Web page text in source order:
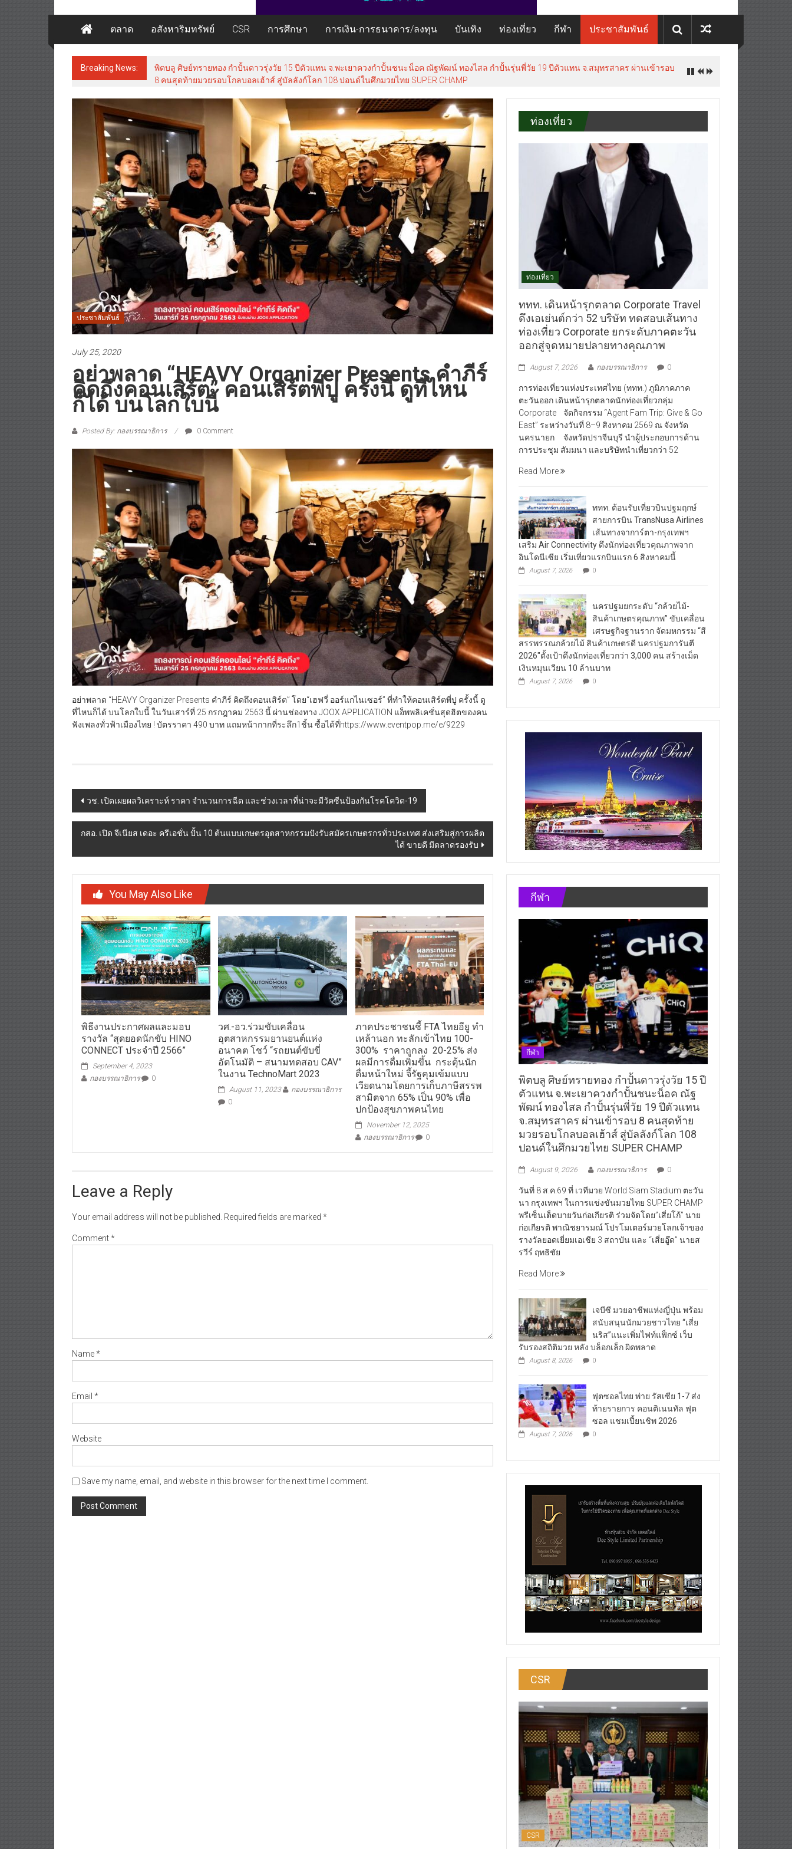
ตลาด อสังหาริมทรัพย์ CSR การศึกษา การเงิน-การธนาคาร/ลงทุน บันเทิง ท่องเที่ยว กีฬา ประชาสัมพันธ์
Breaking News: ภารกิจตำรวจจราจรโครงการพระราชดำริ นำส่งอวัยวะหัวใจ ดวงที่ 184 สำเร็จลุล่วง ณ รพ.ศิริราช
ประชาสัมพันธ์
อย่าพลาด​ “HEAVY Organizer Presents คำภีร์
คิดถึงคอนเสิร์ต”​ คอนเสิร์ตพี่ปู ครั้งนี้ ดูที่ไหน
ก็ได้ บนโลกใบนี้​
อย่าพลาด​ “HEAVY Organizer Presents คำภีร์ คิดถึงคอนเสิร์ต”​ โดย​“เฮฟวี่ ออร์แกไนเซอร์” ที่ทำให้คอนเสิร์ตพี่ปู ครั้งนี้ ดู
ที่ไหนก็ได้ บนโลกใบนี้​ ในวันเสาร์ที่ 25 กรกฎาคม 2563 นี้ ผ่านช่องทาง JOOX APPLICATION แอ็พพลิเคชั่นสุดฮิตของคน
ฟังเพลงทั่วฟ้าเมืองไทย ! บัตรราคา 490 บาท แถมหน้ากากที่ระลึก1ชิ้น​ ซื้อได้ที่​https://www.eventpop.me/e/9229
Post
navigation
วช. เปิดเผยผลวิเคราะห์ ราคา จำนวนการฉีด และช่วงเวลาที่น่าจะมีวัคซีนป้องกันโรคโควิด-19
กสอ. เปิด จีเนียส เดอะ ครีเอชั่น ปั้น 10 ต้นแบบเกษตรอุตสาหกรรมปังรับสมัครเกษตรกรทั่วประเทศ ส่งเสริมสู่การผลิต
ได้ ขายดี มีตลาดรองรับ
You May Also Like
พิธีงานประกาศผลและมอบ
รางวัล “สุดยอดนักขับ HINO
CONNECT ประจำปี 2566”
กองบรรณาธิการ
วศ.-อว.ร่วมขับเคลื่อน
อุตสาหกรรมยานยนต์แห่ง
อนาคต โชว์ “รถยนต์ขับขี่
อัตโนมัติ – สนามทดสอบ CAV”
ในงาน TechnoMart 2023
ภาคประชาชนชี้ FTA ไทยอียู ทำ
เหล้านอก ทะลักเข้าไทย 100-
300% ราคาถูกลง 20-25% ส่ง
ผลมีการดื่มเพิ่มขึ้น กระตุ้นนัก
ดื่มหน้าใหม่ จี้รัฐคุมเข้มแบบ
เวียดนามโดยการเก็บภาษีสรรพ
สามิตจาก 65% เป็น 90% เพื่อ
ปกป้องสุขภาพคนไทย
November 12, 2025
กองบรรณาธิการ
Leave a Reply
ท่องเที่ยว
ท่องเที่ยว
ททท. เดินหน้ารุกตลาด Corporate Travel
ดึงเอเย่นต์กว่า 52 บริษัท ทดสอบเส้นทาง
ท่องเที่ยว Corporate ยกระดับภาคตะวัน
ออกสู่จุดหมายปลายทางคุณภาพ
การท่องเที่ยวแห่งประเทศไทย (ททท.) ภูมิภาคภาค
ตะวันออก เดินหน้ารุกตลาดนักท่องเที่ยวกลุ่ม
Corporate จัดกิจกรรม “Agent Fam Trip: Give & Go
East” ระหว่างวันที่ 8–9 สิงหาคม 2569 ณ จังหวัด
นครนายก จังหวัดปราจีนบุรี นำผู้ประกอบการด้าน
การประชุม สัมมนา และบริษัทนำเที่ยวกว่า 52
ททท. ต้อนรับเที่ยวบินปฐมฤกษ์
สายการบิน TransNusa Airlines
เส้นทางจาการ์ตา-กรุงเทพฯ
เสริม Air Connectivity ดึงนักท่องเที่ยวคุณภาพจาก
อินโดนีเซีย เริ่มเที่ยวแรกบินแรก 6 สิงหาคมนี้
นครปฐมยกระดับ “กล้วยไม้-
สินค้าเกษตรคุณภาพ” ขับเคลื่อน
เศรษฐกิจฐานราก จัดมหกรรม “สี
สรรพรรณกล้วยไม้ สินค้าเกษตรดี นครปฐมการันตี
2026″ตั้งเป้าดึงนักท่องเที่ยวกว่า 3,000 คน สร้างเม็ด
เงินหมุนเวียน 10 ล้านบาท
August 7, 2026
กีฬา
กีฬา
พิตบลู ศิษย์ทรายทอง กำปั้นดาวรุ่งวัย 15 ปี
ตัวแทน จ.พะเยาควงกำปั้นชนะน็อค ณัฐ
พัฒน์ ทองไสล กำปั้นรุ่นพี่วัย 19 ปีตัวแทน
จ.สมุทรสาคร ผ่านเข้ารอบ 8 คนสุดท้าย
มวยรอบโกลบอลเฮ้าส์ สู่บัลลังก์โลก 108
ปอนด์ในศึกมวยไทย SUPER CHAMP
วันที่ 8 ส.ค.69 ที่ เวทีมวย World Siam Stadium ตะวัน
นา กรุงเทพฯ ในการแข่งขันมวยไทย SUPER CHAMP
พรีเซ็นเต็ดบายวันก่อเกียรติ ร่วมจัดโดย”เสี่ยโก้” นาย
ก่อเกียรติ พาณิชยารมณ์ โปรโมเตอร์มวยโลกเจ้าของ
รางวัลยอดเยี่ยมเอเชีย 3 สถาบัน และ “เสี่ยอู๊ด” นายส
รวีร์ ฤทธิชัย
เจบีซี มวยอาชีพแห่งญี่ปุ่น พร้อม
สนับสนุนนักมวยชาวไทย “เสี่ย
นริส”แนะเพิ่มไฟท์แฟ็กซ์ เว็บ
รับรองสถิติมวย หลัง บล็อกเล็ก ผิดพลาด
ฟุตซอลไทย พ่าย รัสเซีย 1-7 ส่ง
ท้ายรายการ คอนติเนนทัล ฟุต
ซอล แชมเปี้ยนชิพ 2026
August 7, 2026
CSR
CSR